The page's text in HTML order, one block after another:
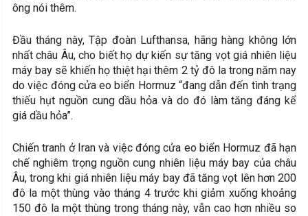
ông nói thêm.
Đầu tháng này, Tập đoàn Lufthansa, hãng hàng không lớn
nhất châu Âu, cho biết họ dự kiến sự tăng vọt giá nhiên liệu
máy bay sẽ khiến họ thiệt hại thêm 2 tỷ đô la trong năm nay
do việc đóng cửa eo biển Hormuz “đang dẫn đến tình trạng
thiếu hụt nguồn cung dầu hỏa và do đó làm tăng đáng kể
giá dầu hỏa”.
Chiến tranh ở Iran và việc đóng cửa eo biển Hormuz đã hạn
chế nghiêm trọng nguồn cung nhiên liệu máy bay của châu
Âu, trong khi giá nhiên liệu máy bay đã tăng vọt lên hơn 200
đô la một thùng vào tháng 4 trước khi giảm xuống khoảng
150 đô la một thùng trong tháng này, vẫn cao hơn nhiều so